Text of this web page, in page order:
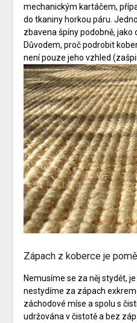
mechanickým kartáčem,
do tkaniny horkou páru.
zbavena špíny podobně,
Důvodem, proč podrobit
není pouze jeho vzhled
Zápach z koberce je
Nemusíme se za něj stydět,
nestydíme za zápach
záchodové míse a spolu s
udržována v čistotě a bez